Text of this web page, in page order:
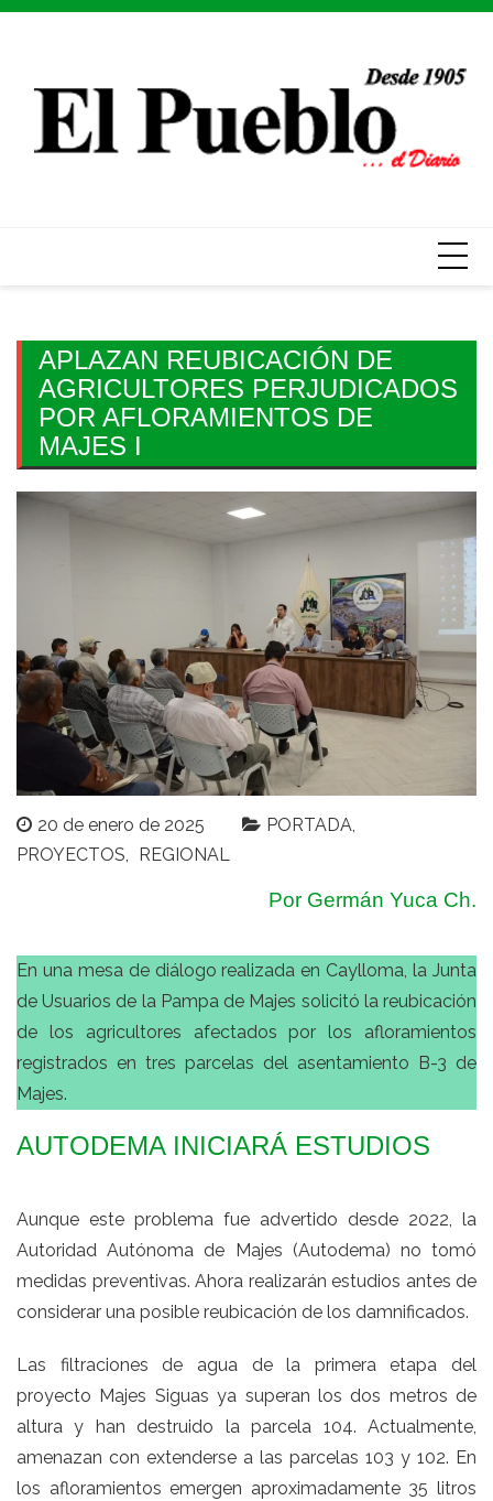
Skip
APLAZAN REUBICACIÓN DE
AGRICULTORES PERJUDICADOS
POR AFLORAMIENTOS DE
MAJES I
20 de enero de 2025
PORTADA
PROYECTOS
REGIONAL
Por Germán Yuca Ch.
En una mesa de diálogo realizada en Caylloma, la Junta
de Usuarios de la Pampa de Majes solicitó la reubicación
de los agricultores afectados por los afloramientos
registrados en tres parcelas del asentamiento B-3 de
Majes.
AUTODEMA INICIARÁ ESTUDIOS
Aunque este problema fue advertido desde 2022, la
Autoridad Autónoma de Majes (Autodema) no tomó
medidas preventivas. Ahora realizarán estudios antes de
considerar una posible reubicación de los damnificados.
Las filtraciones de agua de la primera etapa del
proyecto Majes Siguas ya superan los dos metros de
altura y han destruido la parcela 104. Actualmente,
amenazan con extenderse a las parcelas 103 y 102. En
los afloramientos emergen aproximadamente 35 litros